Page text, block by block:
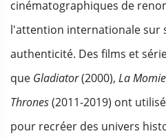
cinématographiques de
l'attention internationale sur
authenticité. Des films et
que Gladiator(2000), La Momie
Thrones(2011-2019) ont
pour recréer des univers